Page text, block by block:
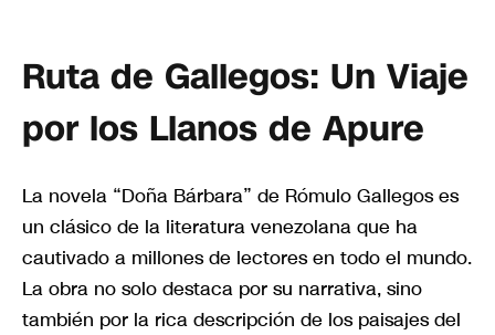
Ruta de Gallegos: Un Viaje
por los Llanos de Apure
La novela “Doña Bárbara” de Rómulo Gallegos es
un clásico de la literatura venezolana que ha
cautivado a millones de lectores en todo el mundo.
La obra no solo destaca por su narrativa, sino
también por la rica descripción de los paisajes del